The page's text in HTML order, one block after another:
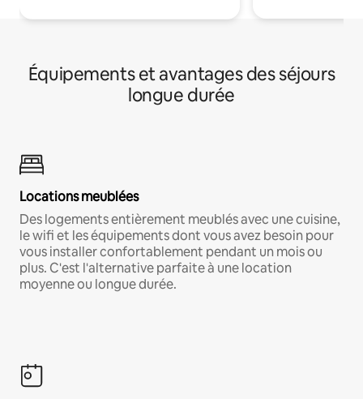
Équipements et avantages des séjours
longue durée
Locations meublées
Des logements entièrement meublés avec une cuisine,
le wifi et les équipements dont vous avez besoin pour
vous installer confortablement pendant un mois ou
plus. C'est l'alternative parfaite à une location
moyenne ou longue durée.